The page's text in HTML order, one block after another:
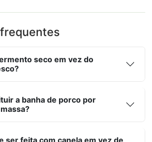
seco em vez do
a banha de porco por
ser feita com canela em vez de